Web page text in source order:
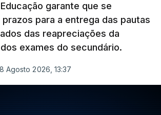
garante que se
para a entrega das pautas
das reapreciações da
exames do secundário.
Agosto 2026, 13:37